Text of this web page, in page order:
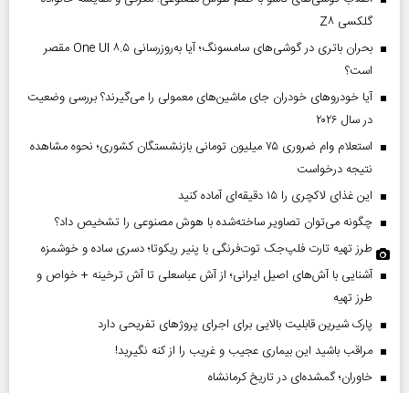
گلکسی Z۸
بحران باتری در گوشی‌های سامسونگ؛ آیا به‌روزرسانی One UI ۸.۵ مقصر
است؟
آیا خودروهای خودران جای ماشین‌های معمولی را می‌گیرند؟ بررسی وضعیت
در سال ۲۰۲۶
استعلام وام ضروری ۷۵ میلیون تومانی بازنشستگان کشوری؛ نحوه مشاهده
نتیجه درخواست
این غذای لاکچری را ۱۵ دقیقه‌ای آماده کنید
چگونه می‌توان تصاویر ساخته‌شده با هوش مصنوعی را تشخیص داد؟
طرز تهیه تارت فلپ‌جک توت‌فرنگی با پنیر ریکوتا؛ دسری ساده و خوشمزه
آشنایی با آش‌های اصیل ایرانی؛ از آش عباسعلی تا آش ترخینه + خواص و
طرز تهیه
پارک شیرین قابلیت‌ بالایی برای اجرای پروژهای تفریحی دارد
مراقب باشید این بیماری عجیب و غریب را از کنه نگیرید!
خاوران؛ گمشده‌ای در تاریخ کرمانشاه